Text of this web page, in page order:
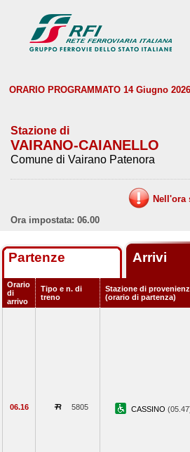
ORARIO PROGRAMMATO 14 Giugno
Stazione di
VAIRANO-CAIANELLO
Comune di Vairano Patenora
Nell'ora
Ora impostata: 06.00
Partenze Arrivi
Orario
di
arrivo
Tipo e n. di
treno
Stazione di
(orario di partenza)
06.16 5805 CASSINO